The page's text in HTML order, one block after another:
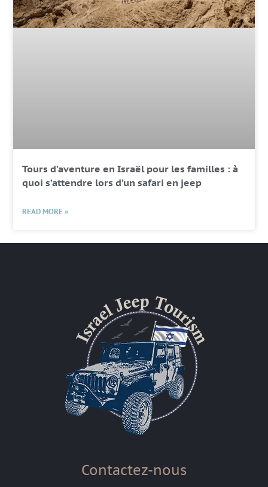
Tours d’aventure en Israël pour les familles : à
quoi s’attendre lors d’un safari en jeep
READ MORE »
Contactez-nous